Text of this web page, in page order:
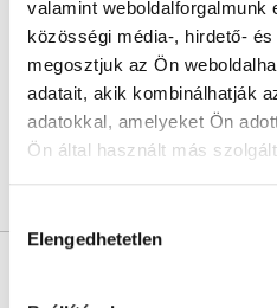
valamint
közösségi média-, hirdető-
megosztjuk az Ön
adatait, akik kombinálhatják
adatokkal, amelyeket Ön
Ön által használt más
szabályzat:https://
kiválasztása
Elengedhetetlen
GasztroKlinika -
Budapest, VIII.
Következő